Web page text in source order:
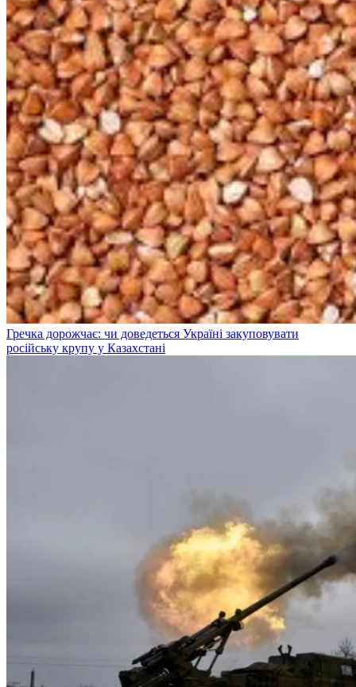
Гречка дорожчає: чи доведеться Україні закуповувати
російську крупу у Казахстані